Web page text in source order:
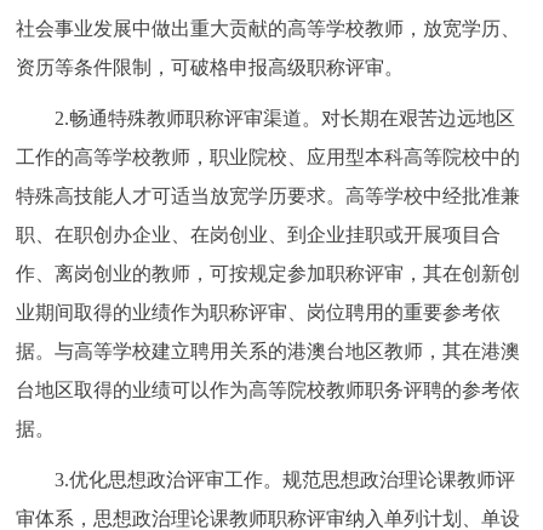
社会事业发展中做出重大贡献的高等学校教师，放宽学历、
资历等条件限制，可破格申报高级职称评审。
2.畅通特殊教师职称评审渠道。对长期在艰苦边远地区
工作的高等学校教师，职业院校、应用型本科高等院校中的
特殊高技能人才可适当放宽学历要求。高等学校中经批准兼
职、在职创办企业、在岗创业、到企业挂职或开展项目合
作、离岗创业的教师，可按规定参加职称评审，其在创新创
业期间取得的业绩作为职称评审、岗位聘用的重要参考依
据。与高等学校建立聘用关系的港澳台地区教师，其在港澳
台地区取得的业绩可以作为高等院校教师职务评聘的参考依
据。
3.优化思想政治评审工作。规范思想政治理论课教师评
审体系，思想政治理论课教师职称评审纳入单列计划、单设